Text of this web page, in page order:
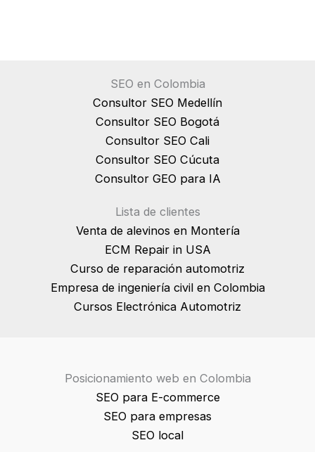
SEO en Colombia
Consultor SEO Medellín
Consultor SEO Bogotá
Consultor SEO Cali
Consultor SEO Cúcuta
Consultor GEO para IA
Lista de clientes
Venta de alevinos en Montería
ECM Repair in USA
Curso de reparación automotriz
Empresa de ingeniería civil en Colombia
Cursos Electrónica Automotriz
Posicionamiento web en Colombia
SEO para E-commerce
SEO para empresas
SEO local